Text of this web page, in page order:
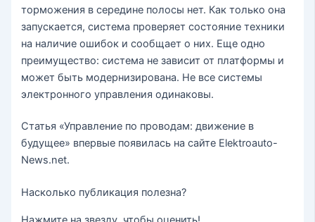
торможения в середине полосы нет. Как только она
запускается, система проверяет состояние техники
на наличие ошибок и сообщает о них. Еще одно
преимущество: система не зависит от платформы и
может быть модернизирована. Не все системы
электронного управления одинаковы.
Статья «Управление по проводам: движение в
будущее» впервые появилась на сайте Elektroauto-
News.net.
Насколько публикация полезна?